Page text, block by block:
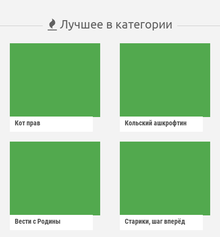
Лучшее в категории
Кот прав Кольский ашкрофтин
Вести с Родины Старики, шаг вперёд